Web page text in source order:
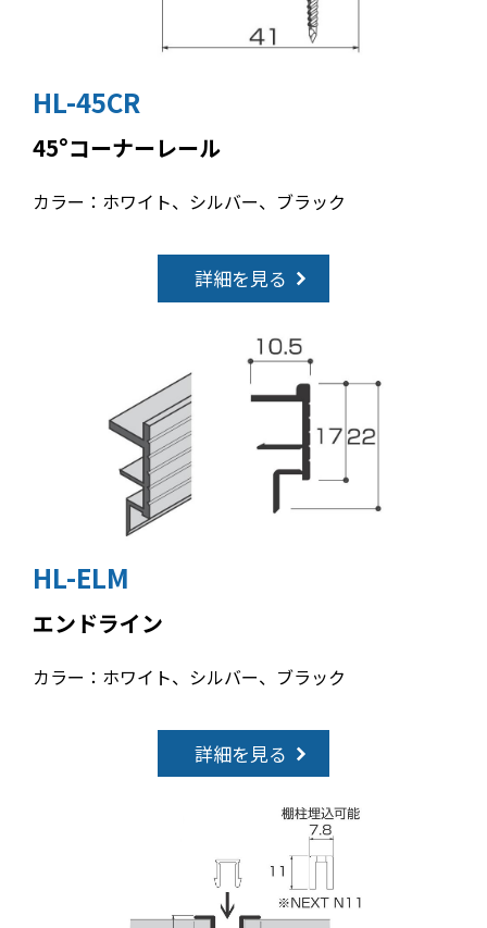
HL-45CR
45°コーナーレール
カラー：ホワイト、シルバー、ブラック
詳細を見る
HL-ELM
エンドライン
カラー：ホワイト、シルバー、ブラック
詳細を見る